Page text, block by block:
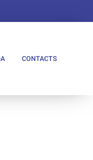
CONTACTS